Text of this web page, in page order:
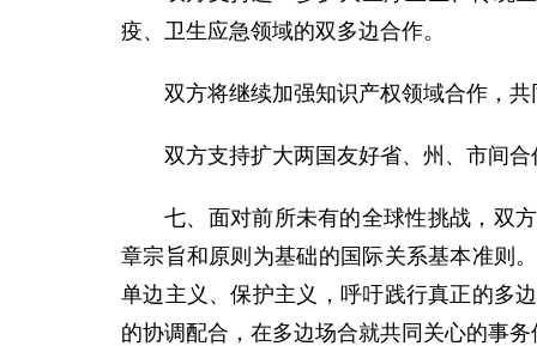
疫、卫生应急领域的双多边合作。
双方将继续加强知识产权领域合作，
双方支持扩大两国友好省、州、市间
七、面对前所未有的全球性挑战，双
章宗旨和原则为基础的国际关系基本准则
单边主义、保护主义，呼吁践行真正的多
的协调配合，在多边场合就共同关心的事